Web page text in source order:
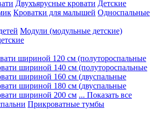
Двухъярусные кровати Детские
Кроватки для малышей Односпальные
Модули (модульные детские)
шириной 120 см (полутороспальные
шириной 140 см (полутороспальные
шириной 160 см (двуспальные
шириной 180 см (двуспальные
шириной 200 см ... Показать все
Прикроватные тумбы